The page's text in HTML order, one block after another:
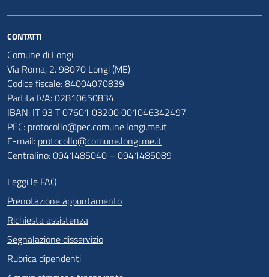
CONTATTI
Comune di Longi
Via Roma, 2. 98070 Longi (ME)
Codice fiscale: 84004070839
Partita IVA: 02810650834
IBAN: IT 93 T 07601 03200 001046342497
PEC: protocollo@pec.comune.longi.me.it
E-mail: protocollo@comune.longi.me.it
Centralino: 0941485040 – 0941485089
Leggi le FAQ
Prenotazione appuntamento
Richiesta assistenza
Segnalazione disservizio
Rubrica dipendenti